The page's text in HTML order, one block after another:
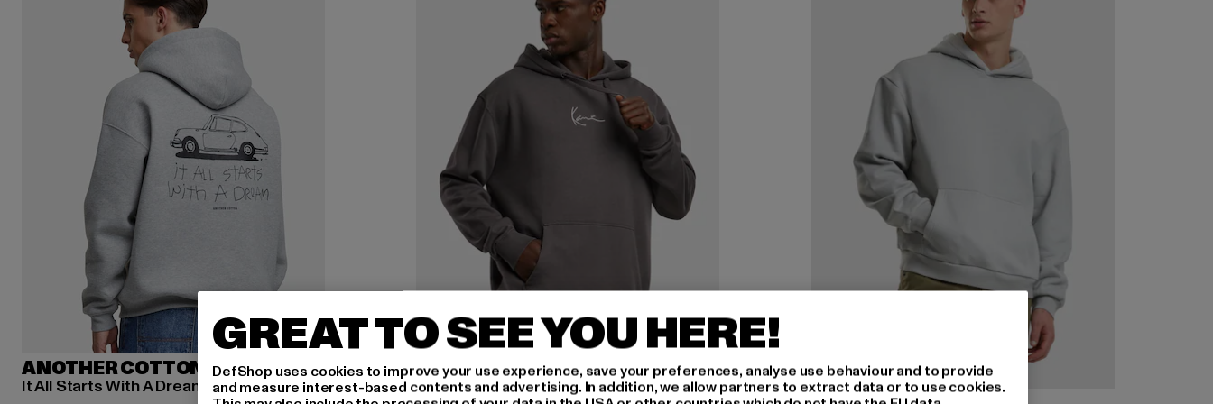
ANOTHER COTTON LAB
It All Starts With A Dream Oversize
GREAT TO SEE YOU HERE!
DefShop uses cookies to improve your use experience, save your preferences, analyse use behaviour and to provide
and measure interest-based contents and advertising. In addition, we allow partners to extract data or to use cookies.